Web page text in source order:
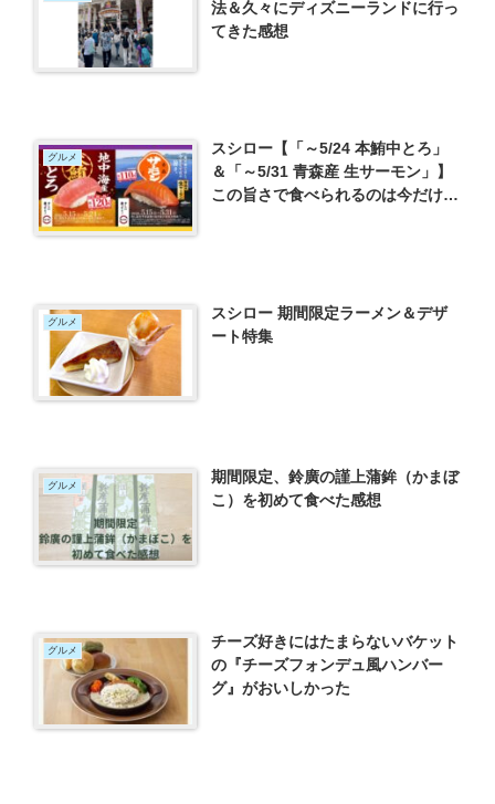
法＆久々にディズニーランドに行っ
てきた感想
グルメ
スシロー【「～5/24 本鮪中とろ」
＆「～5/31 青森産 生サーモン」】
この旨さで食べられるのは今だけ！
グルメ
スシロー 期間限定ラーメン＆デザ
ート特集
グルメ
期間限定、鈴廣の謹上蒲鉾（かまぼ
こ）を初めて食べた感想
グルメ
チーズ好きにはたまらないバケット
の『チーズフォンデュ風ハンバー
グ』がおいしかった